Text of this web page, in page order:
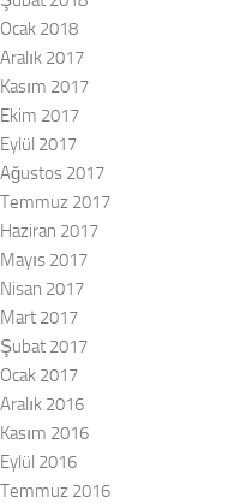
Ocak 2018
Aralık 2017
Kasım 2017
Ekim 2017
Eylül 2017
Ağustos 2017
Temmuz 2017
Haziran 2017
Mayıs 2017
Nisan 2017
Mart 2017
Şubat 2017
Ocak 2017
Aralık 2016
Kasım 2016
Eylül 2016
Temmuz 2016